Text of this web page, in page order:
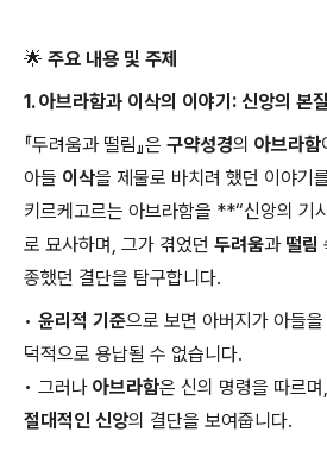
🌟 주요 내용 및 주제
1. 아브라함과 이삭의 이야기: 신앙의 본질
『두려움과 떨림』은 구약성경의 아브라함
아들 이삭을 제물로 바치려 했던 이야기
키르케고르는 아브라함을 **“신앙의
로 묘사하며, 그가 겪었던 두려움과 떨림
종했던 결단을 탐구합니다.
• 윤리적 기준으로 보면 아버지가 아들
덕적으로 용납될 수 없습니다.
• 그러나 아브라함은 신의 명령을 따르
절대적인 신앙의 결단을 보여줍니다.